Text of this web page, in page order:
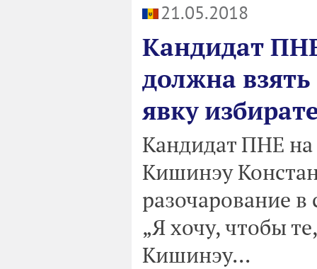
21.05.2018
Кандидат
должна
явку
Кандидат ПНЕ на
Кишинэу
разочарование в
„Я хочу, чтобы
Кишинэу...